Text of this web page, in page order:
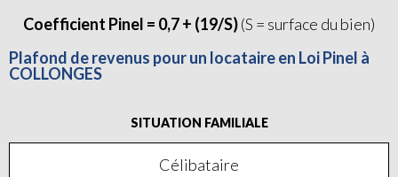
Coefficient Pinel = 0,7 + (19/S)(S = surface du bien)
Plafond de revenus pour un locataire en Loi Pinel à
COLLONGES
SITUATION FAMILIALE
Célibataire